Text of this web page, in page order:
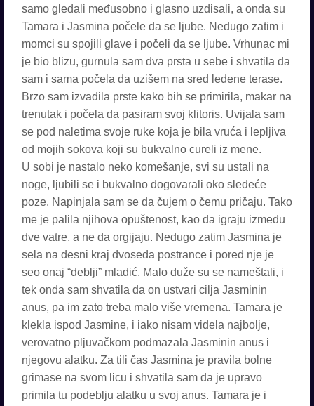
samo gledali međusobno i glasno uzdisali, a onda su
Tamara i Jasmina počele da se ljube. Nedugo zatim i
momci su spojili glave i počeli da se ljube. Vrhunac mi
je bio blizu, gurnula sam dva prsta u sebe i shvatila da
sam i sama počela da uzišem na sred ledene terase.
Brzo sam izvadila prste kako bih se primirila, makar na
trenutak i počela da pasiram svoj klitoris. Uvijala sam
se pod naletima svoje ruke koja je bila vruća i lepljiva
od mojih sokova koji su bukvalno cureli iz mene.
U sobi je nastalo neko komešanje, svi su ustali na
noge, ljubili se i bukvalno dogovarali oko sledeće
poze. Napinjala sam se da čujem o čemu pričaju. Tako
me je palila njihova opuštenost, kao da igraju između
dve vatre, a ne da orgijaju. Nedugo zatim Jasmina je
sela na desni kraj dvoseda postrance i pored nje je
seo onaj “deblji” mladić. Malo duže su se nameštali, i
tek onda sam shvatila da on ustvari cilja Jasminin
anus, pa im zato treba malo više vremena. Tamara je
klekla ispod Jasmine, i iako nisam videla najbolje,
verovatno pljuvačkom podmazala Jasminin anus i
njegovu alatku. Za tili čas Jasmina je pravila bolne
grimase na svom licu i shvatila sam da je upravo
primila tu podeblju alatku u svoj anus. Tamara je i